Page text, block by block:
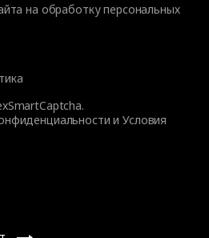
на обработку персональных
иУсловия